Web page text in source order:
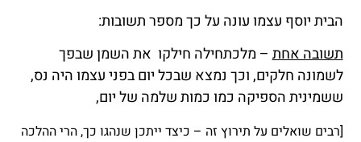
הבית יוסף עצמו עונה על כך מספר תשובות:
תשובה אחת– מלכתחילה חילקו את השמן שבפך
לשמונה חלקים, וכך נמצא שבכל יום בפני עצמו היה נס,
ששמינית הספיקה כמו כמות שלמה של יום,
[רבים שואלים על תירוץ זה – כיצד ייתכן שנהגו כך, הרי ההלכה